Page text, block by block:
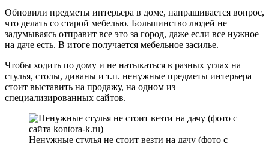
Обновили предметы интерьера в доме, напрашивается вопрос,
что делать со старой мебелью. Большинство людей не
задумываясь отправит все это за город, даже если все нужное
на даче есть. В итоге получается мебельное засилье.
Чтобы ходить по дому и не натыкаться в разных углах на
стулья, столы, диваны и т.п. ненужные предметы интерьера
стоит выставить на продажу, на одном из
специализированных сайтов.
Ненужные стулья не стоит везти на дачу (фото с